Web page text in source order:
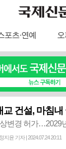
포츠·연예
교 건설, 마침
변경 허가…2029
지윤 기자 | 2024.07.24 20:11